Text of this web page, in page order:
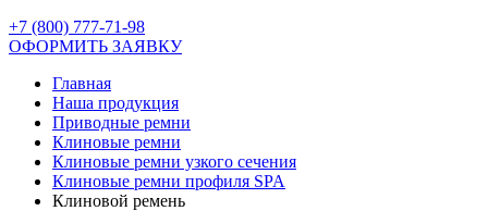
+7 (800) 777-71-98
ОФОРМИТЬ ЗАЯВКУ
Главная
Наша продукция
Приводные ремни
Клиновые ремни
Клиновые ремни узкого сечения
Клиновые ремни профиля SPA
Клиновой ремень